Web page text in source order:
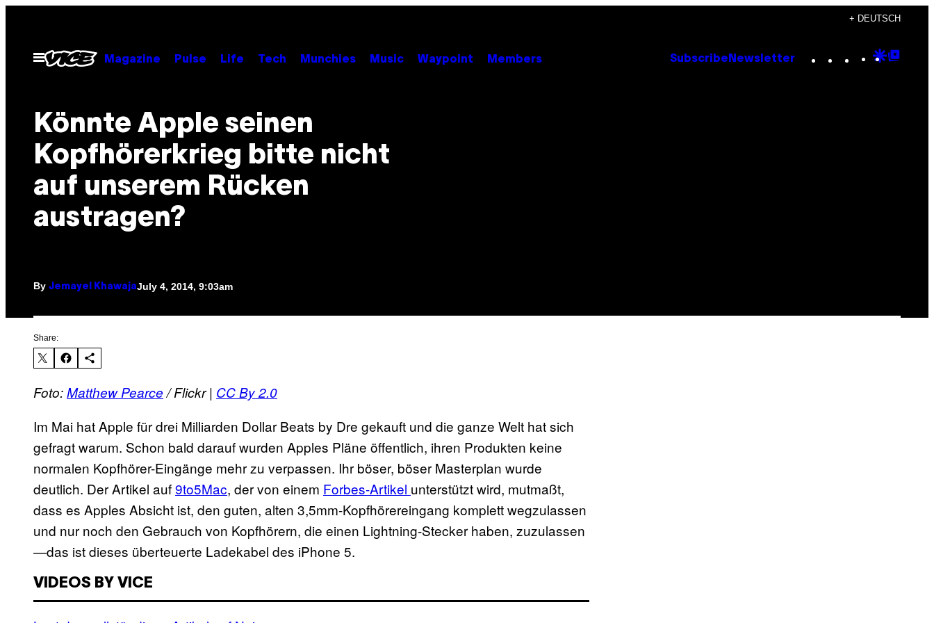
content
+ DEUTSCH
Open
Menu
Magazine Pulse Life Tech Munchies Music Waypoint Members Subscribe Newsletter Instagram
TikTok
YouTube
Google
Könnte Apple seinen
Kopfhörerkrieg bitte nicht
auf unserem Rücken
austragen?
By Jemayel KhawajaJuly 4, 2014, 9:03am
Share:
Foto:Matthew Pearce/ Flickr | CC By 2.0
Im Mai hat Apple für drei Milliarden Dollar Beats by Dre gekauft und die ganze Welt hat sich
gefragt warum. Schon bald darauf wurden Apples Pläne öffentlich, ihren Produkten keine
normalen Kopfhörer-Eingänge mehr zu verpassen. Ihr böser, böser Masterplan wurde
deutlich. Der Artikel auf9to5Mac, der von einem Forbes-Artikel unterstützt wird, mutmaßt,
dass es Apples Absicht ist, den guten, alten 3,5mm-Kopfhörereingang komplett wegzulassen
und nur noch den Gebrauch von Kopfhörern, die einen Lightning-Stecker haben, zuzulassen
—das ist dieses überteuerte Ladekabel des iPhone 5.
VIDEOS BY VICE